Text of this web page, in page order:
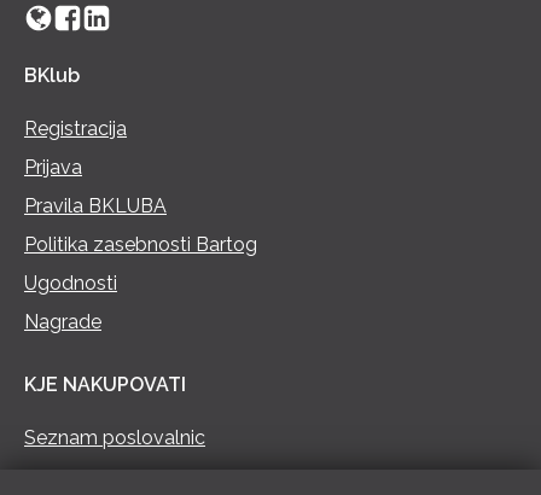
BKlub
Registracija
Prijava
Pravila BKLUBA
Politika zasebnosti Bartog
Ugodnosti
Nagrade
KJE NAKUPOVATI
Seznam poslovalnic